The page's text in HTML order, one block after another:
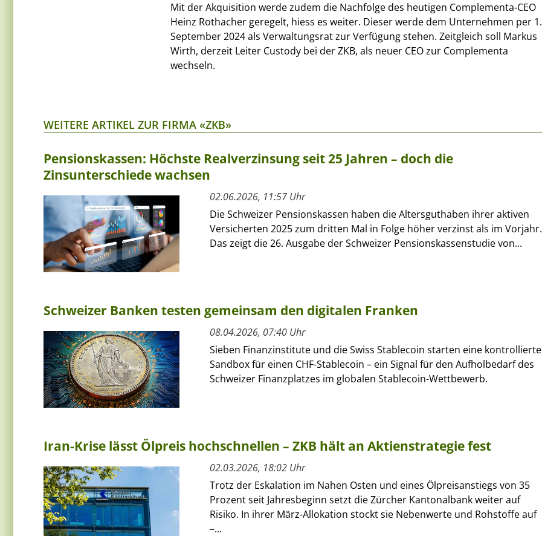
Mit der Akquisition werde zudem die Nachfolge des heutigen Complementa-CEO
Heinz Rothacher geregelt, hiess es weiter. Dieser werde dem Unternehmen per 1.
September 2024 als Verwaltungsrat zur Verfügung stehen. Zeitgleich soll Markus
Wirth, derzeit Leiter Custody bei der ZKB, als neuer CEO zur Complementa
wechseln.
WEITERE ARTIKEL ZUR FIRMA «ZKB»
Pensionskassen: Höchste Realverzinsung seit 25 Jahren – doch die
Zinsunterschiede wachsen
02.06.2026, 11:57 Uhr
Die Schweizer Pensionskassen haben die Altersguthaben ihrer aktiven
Versicherten 2025 zum dritten Mal in Folge höher verzinst als im Vorjahr.
Das zeigt die 26. Ausgabe der Schweizer Pensionskassenstudie von...
Schweizer Banken testen gemeinsam den digitalen Franken
08.04.2026, 07:40 Uhr
Sieben Finanzinstitute und die Swiss Stablecoin starten eine kontrollierte
Sandbox für einen CHF-Stablecoin – ein Signal für den Aufholbedarf des
Schweizer Finanzplatzes im globalen Stablecoin-Wettbewerb.
Iran-Krise lässt Ölpreis hochschnellen – ZKB hält an Aktienstrategie fest
02.03.2026, 18:02 Uhr
Trotz der Eskalation im Nahen Osten und eines Ölpreisanstiegs von 35
Prozent seit Jahresbeginn setzt die Zürcher Kantonalbank weiter auf
Risiko. In ihrer März-Allokation stockt sie Nebenwerte und Rohstoffe auf
–...